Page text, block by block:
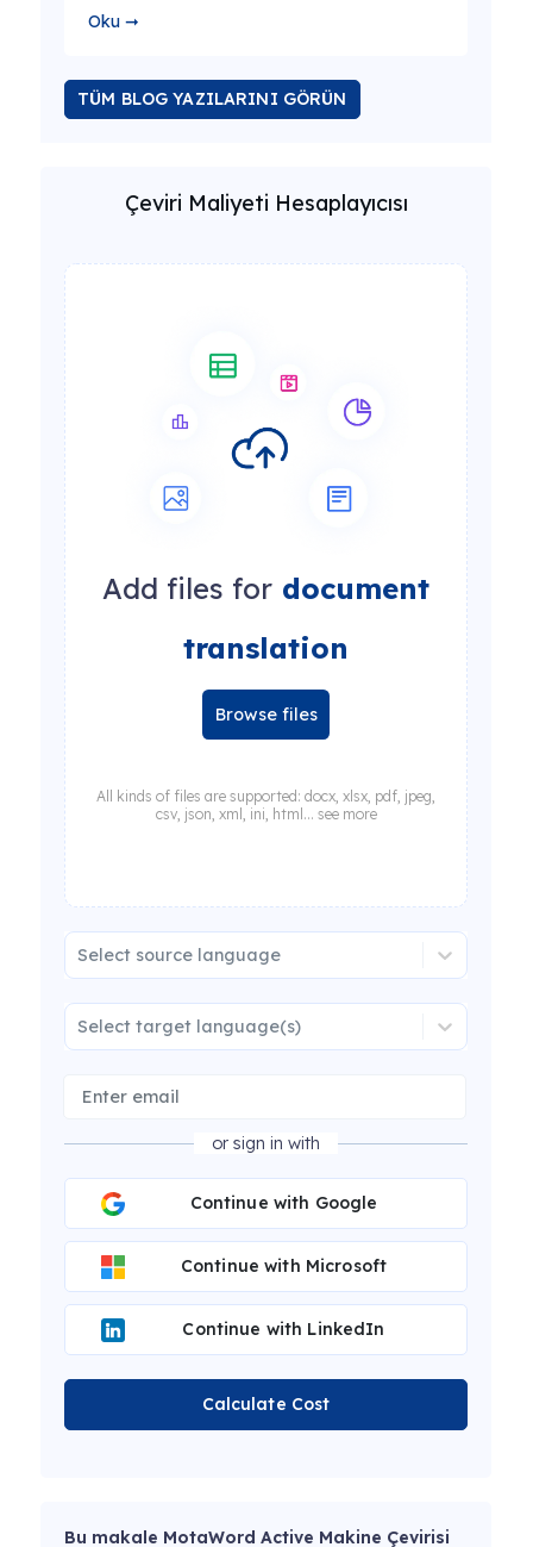
Oku ➞
TÜM BLOG YAZILARINI GÖRÜN
Çeviri Maliyeti Hesaplayıcısı
Add files for document
translation
Browse files
All kinds of files are supported: docx, xlsx, pdf, jpeg,
csv, json, xml, ini, html... see more
Select source language
Select target language(s)
or sign in with
Continue with Google
Continue with Microsoft
Continue with LinkedIn
Calculate Cost
Bu makale MotaWord Active Makine Çevirisi